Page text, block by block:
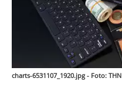
charts-6531107_1920.jpg - Foto: THN